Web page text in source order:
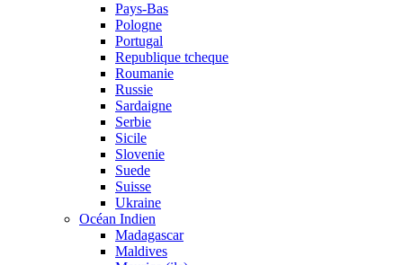
Pays-Bas
Pologne
Portugal
Republique tcheque
Roumanie
Russie
Sardaigne
Serbie
Sicile
Slovenie
Suede
Suisse
Ukraine
Océan Indien
Madagascar
Maldives